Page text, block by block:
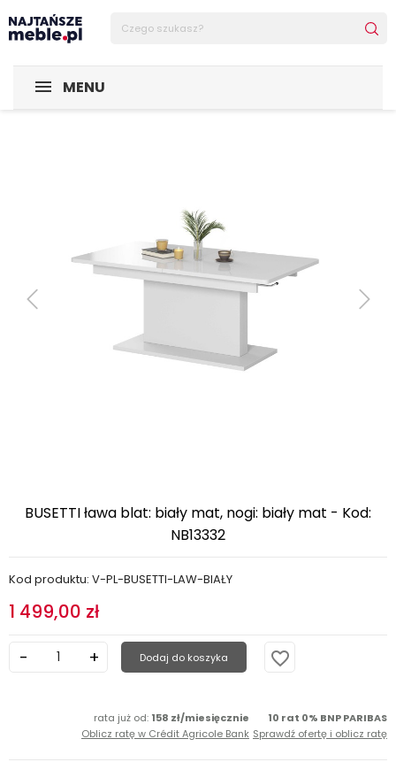
MENU
Sklep Najtańsze-meble
BUSETTI ława blat: biały mat, nogi: biały mat - Kod:
NB13332
Kod produktu: V-PL-BUSETTI-LAW-BIAŁY
1 499,00 zł
Dodaj do koszyka favorite_border
rata już od: 158 zł/miesięcznie
Oblicz ratę w Crédit Agricole Bank
10 rat 0% BNP PARIBAS
Sprawdź ofertę i oblicz ratę